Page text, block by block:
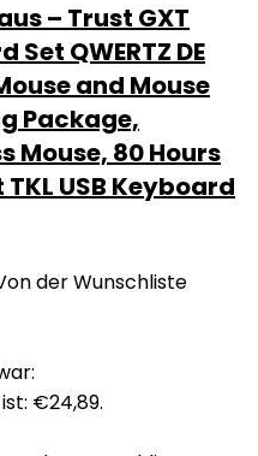
– Trust GXT
QWERTZ DE
and Mouse
Package,
Mouse, 80 Hours
USB Keyboard
der Wunschliste
€24,89.